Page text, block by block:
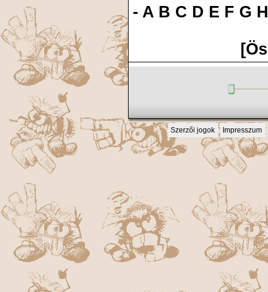
-A B C D E F G
Szerzői jogok Impresszum